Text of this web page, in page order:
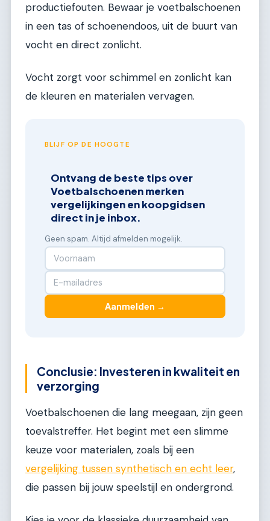
productiefouten. Bewaar je voetbalschoenen
in een tas of schoenendoos, uit de buurt van
vocht en direct zonlicht.
Vocht zorgt voor schimmel en zonlicht kan
de kleuren en materialen vervagen.
BLIJF OP DE HOOGTE
Ontvang de beste tips over
Voetbalschoenen merken
vergelijkingen en koopgidsen
direct in je inbox.
Geen spam. Altijd afmelden mogelijk.
Aanmelden →
Conclusie: Investeren in kwaliteit en
verzorging
Voetbalschoenen die lang meegaan, zijn geen
toevalstreffer. Het begint met een slimme
keuze voor materialen, zoals bij een
vergelijking tussen synthetisch en echt leer,
die passen bij jouw speelstijl en ondergrond.